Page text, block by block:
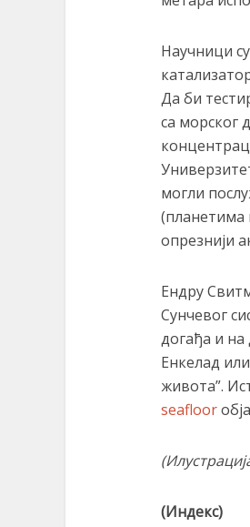
Научници
Да би
са морског
могли
(планетима
опрезнији
Ендру
Сунчевог
догађа и
Енкелад
живота”.
seafloor
(Индекс)